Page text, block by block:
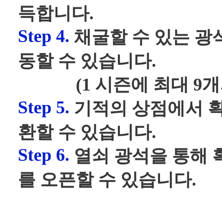
득합니다.
Step 4. 채굴할 수 있는 광
동할 수 있습니다.
(1 시즌에 최대 9개의
Step 5. 기적의 상점에서
환할 수 있습니다.
Step 6. 열쇠 광석을 통해
를 오픈할 수 있습니다.